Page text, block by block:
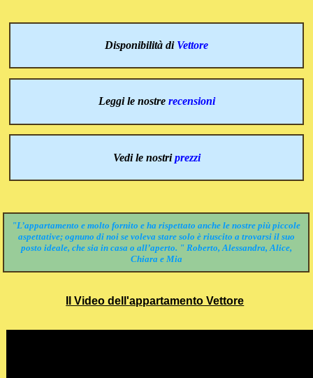
Disponibilità di Vettore
Leggi le nostre recensioni
Vedi le nostriprezzi
"L’appartamento e molto fornito e ha rispettato anche le nostre più piccole
aspettative; ognuno di noi se voleva stare solo è riuscito a trovarsi il suo
posto ideale, che sia in casa o all’aperto. " Roberto, Alessandra, Alice,
Chiara e Mia
Il Video dell'appartamento Vettore